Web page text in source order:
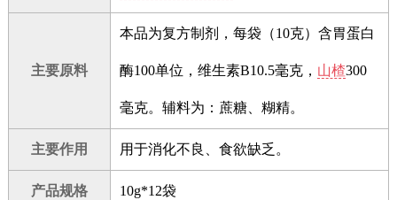
主要原料
本品为复方制剂，每袋（10克）含胃蛋白
酶100单位，维生素B10.5毫克， 山楂300
毫克。辅料为：蔗糖、糊精。
主要作用 用于消化不良、食欲缺乏。
产品规格 10g*12袋